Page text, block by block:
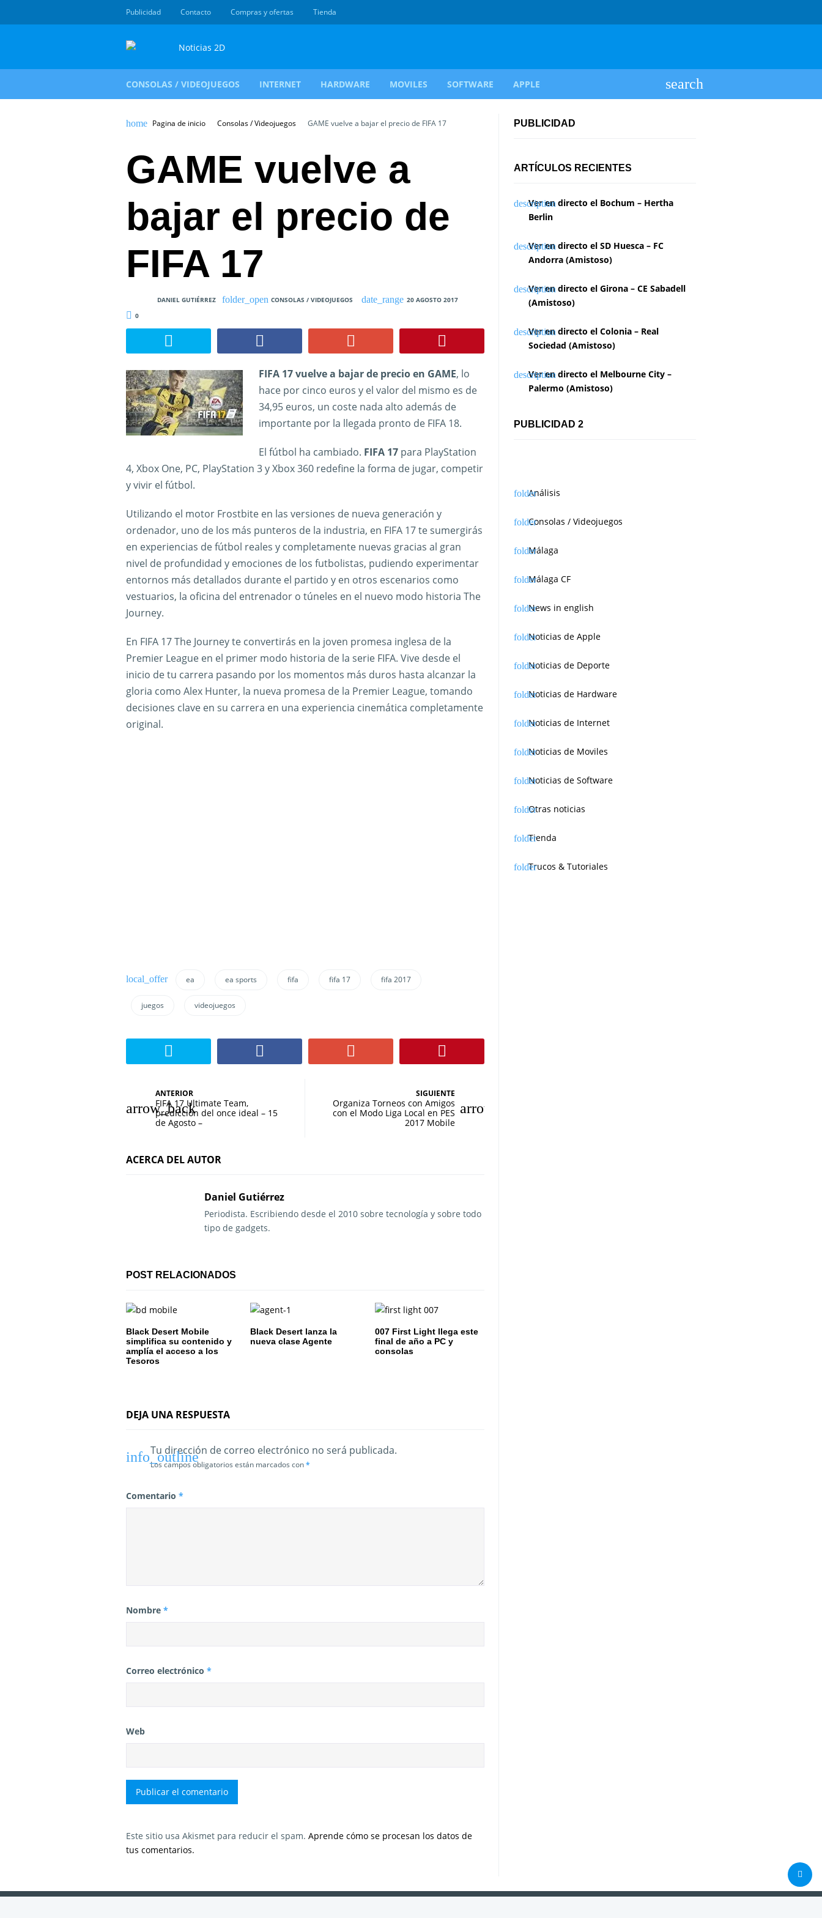
Publicidad Contacto Compras y ofertas Tienda
CONSOLAS / VIDEOJUEGOS INTERNET HARDWARE MOVILES SOFTWARE APPLE
Pagina de inicio Consolas / Videojuegos GAME vuelve a bajar el precio de FIFA 17
GAME vuelve a
bajar el precio de
FIFA 17
DANIEL GUTIÉRREZ CONSOLAS / VIDEOJUEGOS
20 AGOSTO 2017
0
FIFA 17 vuelve a bajar de precio en GAME, lo
hace por cinco euros y el valor del mismo es de
34,95 euros, un coste nada alto además de
importante por la llegada pronto de FIFA 18.
El fútbol ha cambiado. FIFA 17para PlayStation
4, Xbox One, PC, PlayStation 3 y Xbox 360 redefine la forma de jugar, competir
y vivir el fútbol.
Utilizando el motor Frostbite en las versiones de nueva generación y
ordenador, uno de los más punteros de la industria, en FIFA 17 te sumergirás
en experiencias de fútbol reales y completamente nuevas gracias al gran
nivel de profundidad y emociones de los futbolistas, pudiendo experimentar
entornos más detallados durante el partido y en otros escenarios como
vestuarios, la oficina del entrenador o túneles en el nuevo modo historia The
Journey.
En FIFA 17 The Journey te convertirás en la joven promesa inglesa de la
Premier League en el primer modo historia de la serie FIFA. Vive desde el
inicio de tu carrera pasando por los momentos más duros hasta alcanzar la
gloria como Alex Hunter, la nueva promesa de la Premier League, tomando
decisiones clave en su carrera en una experiencia cinemática completamente
original.
ea ea sports fifa fifa 17 fifa 2017
juegos videojuegos
a
e
ó
n
d
e
e
t
a
a
ANTERIOR
FIFA 17 Ultimate Team,
predicción del once ideal – 15
de Agosto –
SIGUIENTE
Organiza Torneos con Amigos
con el Modo Liga Local en PES
2017 Mobile
ACERCA DEL AUTOR
Daniel Gutiérrez
Periodista. Escribiendo desde el 2010 sobre tecnología y sobre todo
tipo de gadgets.
POST RELACIONADOS
Black Desert Mobile
simplifica su contenido y
amplía el acceso a los
Tesoros
Black Desert lanza la
nueva clase Agente
007 First Light llega este
final de año a PC y
consolas
DEJA UNA RESPUESTA
Tu dirección de correo electrónico no será publicada.
Los campos obligatorios están marcados con*
Comentario *
Nombre *
Correo electrónico *
Web
Este sitio usa Akismet para reducir el spam. Aprende cómo se procesan los datos de
tus comentarios.
PUBLICIDAD
ARTÍCULOS RECIENTES
Ver en directo el Bochum – Hertha
Berlin
Ver en directo el SD Huesca – FC
Andorra (Amistoso)
Ver en directo el Girona – CE Sabadell
(Amistoso)
Ver en directo el Colonia – Real
Sociedad (Amistoso)
Ver en directo el Melbourne City –
Palermo (Amistoso)
PUBLICIDAD 2
Análisis
Consolas / Videojuegos
Málaga
Málaga CF
News in english
Noticias de Apple
Noticias de Deporte
Noticias de Hardware
Noticias de Internet
Noticias de Moviles
Noticias de Software
Otras noticias
Tienda
Trucos & Tutoriales